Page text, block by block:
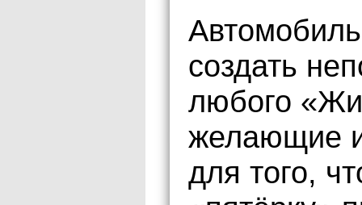
создать
любого
желающие
для того,